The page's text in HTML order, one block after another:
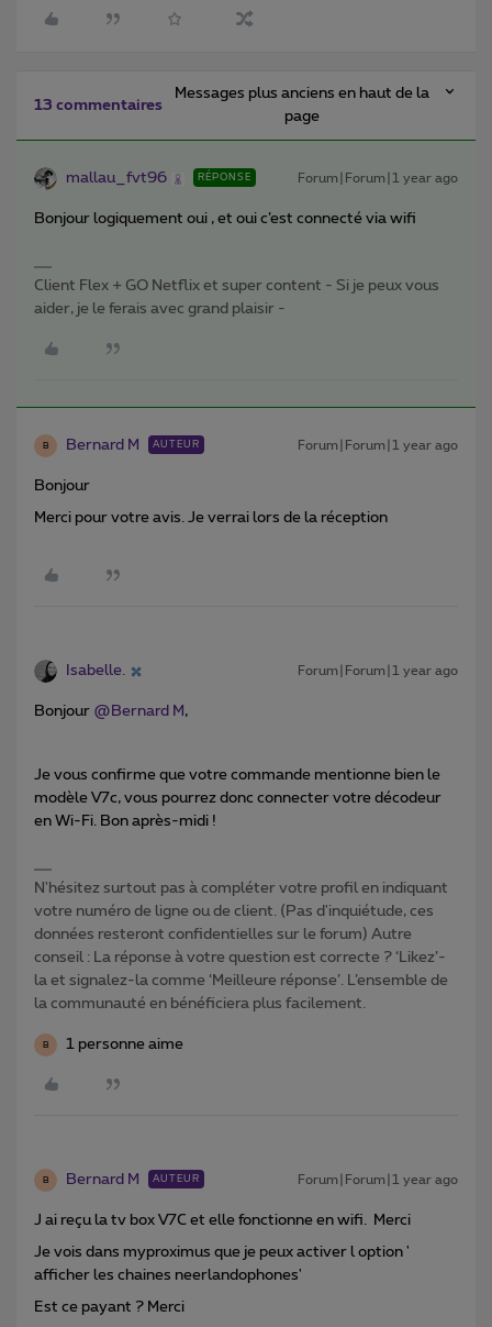
13 commentaires
Messages plus anciens en haut de la
page
mallau_fvt96 RÉPONSE Forum|Forum|1 year ago
Bonjour logiquement oui , et oui c’est connecté via wifi
Client Flex + GO Netflix et super content - Si je peux vous
aider, je le ferais avec grand plaisir -
B Bernard M AUTEUR Forum|Forum|1 year ago
Bonjour
Merci pour votre avis. Je verrai lors de la réception
Isabelle. Forum|Forum|1 year ago
Bonjour ​ @Bernard M ,
Je vous confirme que votre commande mentionne bien le
modèle V7c, vous pourrez donc connecter votre décodeur
en Wi-Fi. Bon après-midi !
N'hésitez surtout pas à compléter votre profil en indiquant
votre numéro de ligne ou de client. (Pas d'inquiétude, ces
données resteront confidentielles sur le forum) Autre
conseil : La réponse à votre question est correcte ? ‘Likez’-
la et signalez-la comme ‘Meilleure réponse’. L’ensemble de
la communauté en bénéficiera plus facilement.
B 1 personne aime
B Bernard M AUTEUR Forum|Forum|1 year ago
J ai reçu la tv box V7C et elle fonctionne en wifi. Merci
Je vois dans myproximus que je peux activer l option '
afficher les chaines neerlandophones'
Est ce payant ? Merci